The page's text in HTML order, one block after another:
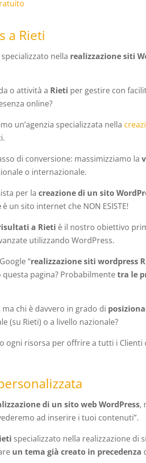
a Rieti
nella realizzazione siti
o attività a Rieti per gestire con
online?
un’agenzia specializzata nella
di conversione: massimizziamo la
o internazionale.
per lacreazione di un sito
è un sito internet che NON ESISTE!
a Rieti è il nostro obiettivo
utilizzando WordPress.
“realizzazione siti wordpress
pagina? Probabilmentetra le
chi è davvero in grado di
(su Rieti) o a livello nazionale?
risorsa per offrire a tutti i Clienti
di un sito web WordPress,
ad inserire i tuoi contenuti”.
specializzato nella realizzazione di
un tema già creato in precedenza